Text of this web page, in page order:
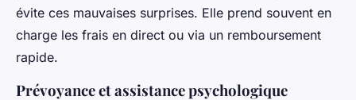
évite ces mauvaises surprises. Elle prend souvent en
charge les frais en direct ou via un remboursement
rapide.
Prévoyance et assistance psychologique